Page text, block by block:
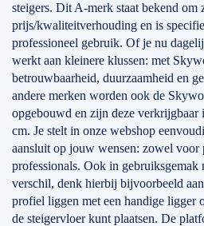
steigers. Dit A-merk staat bekend om
prijs/kwaliteitverhouding en is
professioneel gebruik. Of je nu
werkt aan kleinere klussen: met
betrouwbaarheid, duurzaamheid en
andere merken worden ook de
opgebouwd en zijn deze verkrijgbaar
cm. Je stelt in onze webshop
aansluit op jouw wensen: zowel voor
professionals. Ook in gebruiksgemak
verschil, denk hierbij bijvoorbeeld
profiel liggen met een handige ligger
de steigervloer kunt plaatsen. De